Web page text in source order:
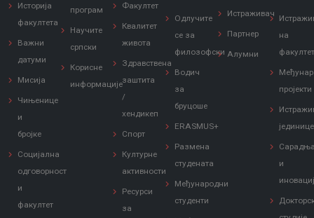
Историја
факултета
Важни
датуми
Мисија
Чињенице
и
бројке
Социјална
одговорност
и
факултет
програм
Научите
српски
Корисне
информације
Факултет
Квалитет
живота
Здравствена
заштита
/
хендикеп
Спорт
Културне
активности
Ресурси
за
Одлучите
се за
филозофски
Водич
за
бруцоше
ERASMUS+
Размена
студената
Међународни
студенти
Истраживач
Партнер
Алумни
на
пројекти
јединице
и